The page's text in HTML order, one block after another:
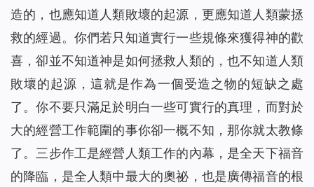
造的，也應知道人類敗壞的起源，更應知道人類蒙拯
救的經過。你們若只知道實行一些規條來獲得神的歡
喜，卻並不知道神是如何拯救人類的，也不知道人類
敗壞的起源，這就是作為一個受造之物的短缺之處
了。你不要只滿足於明白一些可實行的真理，而對於
大的經營工作範圍的事你卻一概不知，那你就太教條
了。三步作工是經營人類工作的內幕，是全天下福音
的降臨，是全人類中最大的奧祕，也是廣傳福音的根